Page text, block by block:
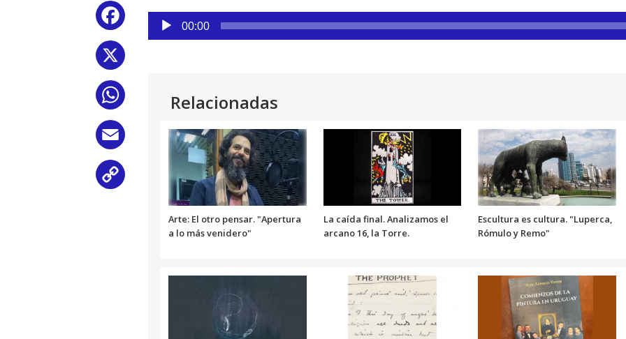
Facebook
WhatsApp
Reproductor
audio
00:00
Relacionadas
Arte: El otro pensar. "Apertura
a lo más venidero"
La caída final. Analizamos el
arcano 16, la Torre.
Escultura es cultura. "Luperca,
Rómulo y Remo"